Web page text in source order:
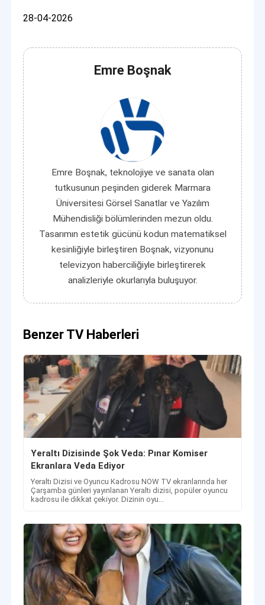
28-04-2026
Emre Boşnak
Emre Boşnak, teknolojiye ve sanata olan
tutkusunun peşinden giderek Marmara
Üniversitesi Görsel Sanatlar ve Yazılım
Mühendisliği bölümlerinden mezun oldu.
Tasarımın estetik gücünü kodun matematiksel
kesinliğiyle birleştiren Boşnak, vizyonunu
televizyon haberciliğiyle birleştirerek
analizleriyle okurlarıyla buluşuyor.
Benzer TV Haberleri
Yeraltı Dizisinde Şok Veda: Pınar Komiser
Ekranlara Veda Ediyor
Yeraltı Dizisi ve Oyuncu Kadrosu NOW TV ekranlarında her
Çarşamba günleri yayınlanan Yeraltı dizisi, popüler oyuncu
kadrosu ile dikkat çekiyor. Dizinin oyu...